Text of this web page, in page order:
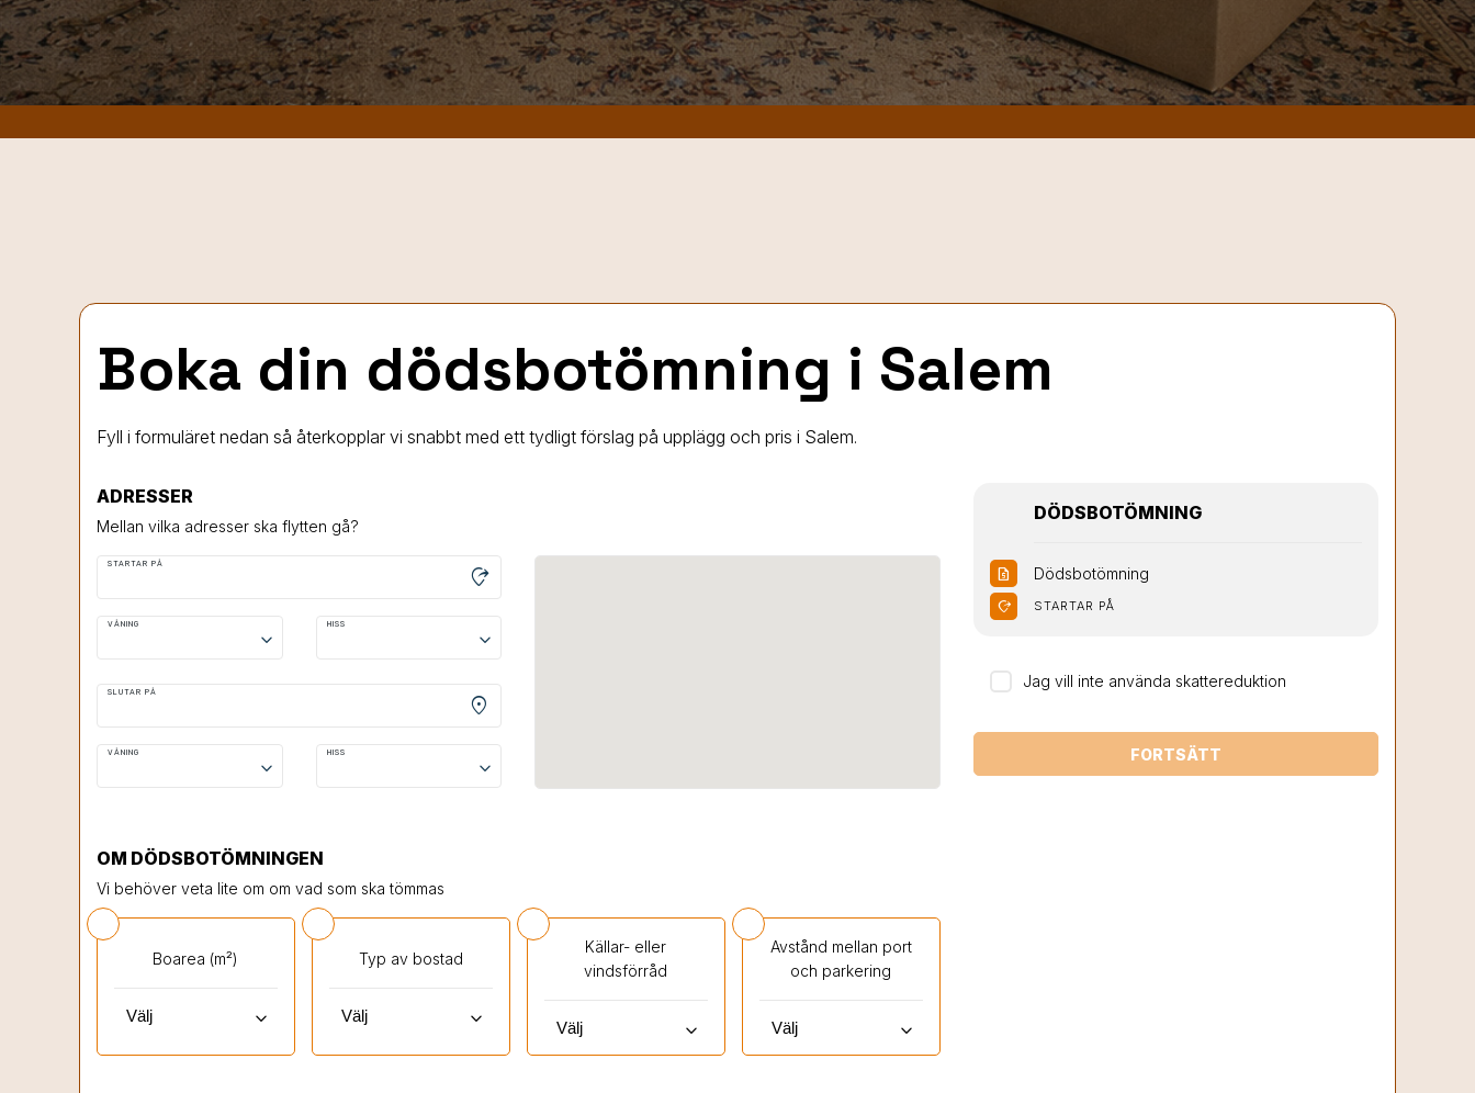
Boka din dödsbotömning i Salem
Fyll i formuläret nedan så återkopplar vi snabbt med ett tydligt förslag på upplägg och pris i Salem.
ADRESSER
Mellan vilka adresser ska flytten gå?
STARTAR PÅ
moved_location
VÅNING
keyboard_arrow_down
HISS
keyboard_arrow_down
SLUTAR PÅ
location_on
VÅNING
keyboard_arrow_down
HISS
keyboard_arrow_down
OM DÖDSBOTÖMNINGEN
Vi behöver veta lite om om vad som ska tömmas
Boarea (m²)
keyboard_arrow_down
Typ av bostad
keyboard_arrow_down
Källar- eller
vindsförråd
keyboard_arrow_down
Avstånd mellan port
och parkering
keyboard_arrow_down
DÖDSBOTÖMNING
request_quote Dödsbotömning
moved_location STARTAR PÅ
Jag vill inte använda skattereduktion
FORTSÄTT